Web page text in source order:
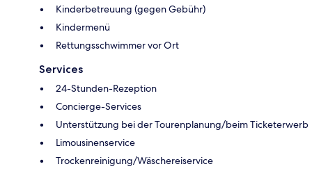
Kinderbetreuung (gegen Gebühr)
Kindermenü
Rettungsschwimmer vor Ort
Services
24-Stunden-Rezeption
Concierge-Services
Unterstützung bei der Tourenplanung/beim Ticketerwerb
Limousinenservice
Trockenreinigung/Wäschereiservice